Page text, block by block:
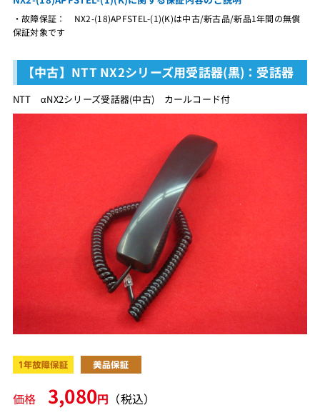
・故障保証： NX2-(18)APFSTEL-(1)(K)は中古/新古品/新品1年間の無償
保証対象です
【中古】NTT NX2シリーズ用受話器(黒)：受話器
NTT αNX2シリーズ受話器(中古) カールコード付
価格 3,080円 （税込）